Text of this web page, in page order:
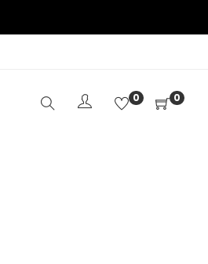
0 0